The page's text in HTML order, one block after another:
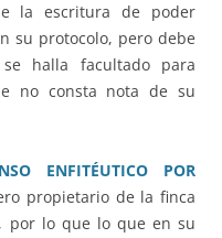
la escritura de poder
su protocolo, pero debe
halla facultado para
no consta nota de su
ENFITÉUTICO POR
propietario de la finca
por lo que lo que en su